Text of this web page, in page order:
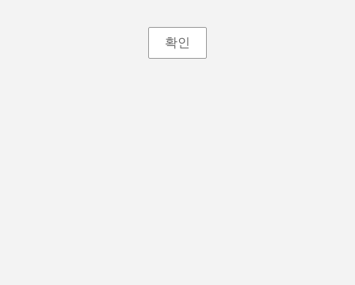
확인